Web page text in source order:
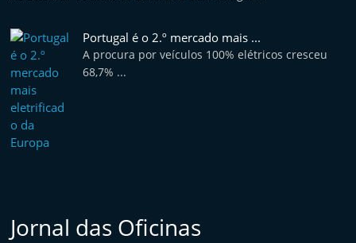
Portugal é o 2.º mercado mais ...
A procura por veículos 100% elétricos cresceu
68,7% ...
Jornal das Oficinas